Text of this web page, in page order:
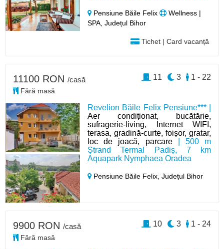
Pensiune Băile Felix
Wellness |
SPA, Județul Bihor
Tichet | Card vacanță
Revelion Băile Felix Pensiune*** |
Aer condiționat, bucătărie,
sufragerie-living, Internet WIFI,
terasa, gradină-curte, foișor, gratar,
loc de joacă, parcare| 500 m
Ștrand Termal Padiș, 7 km
Aquapark Nymphaea Oradea
Pensiune Băile Felix,Județul Bihor
11100 RON /casă
Fără masă
1 - 22
3
11
9900 RON /casă
Fără masă
1 - 24
3
10